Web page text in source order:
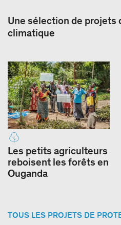
Une sélection de projets
climatique
Les petits agriculteurs
reboisent les forêts en
Ouganda
TOUS LES PROJETS DE